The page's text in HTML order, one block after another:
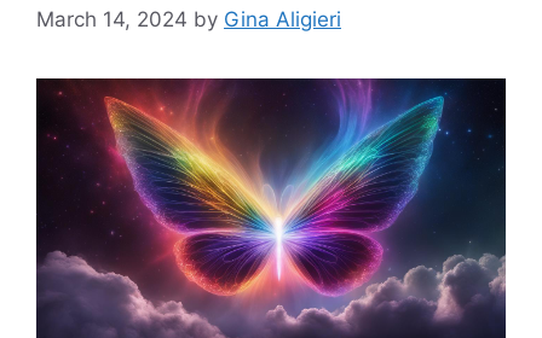
March 14, 2024 by Gina Aligieri